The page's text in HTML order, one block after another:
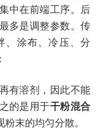
中在前端工序。后
多是调整参数。传
、涂布、冷压、分
有溶剂，因此不能
的是用于干粉混合
末的均匀分散。